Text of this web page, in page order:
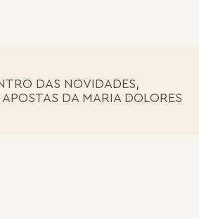
DAS NOVIDADES,
DA MARIA DOLORES